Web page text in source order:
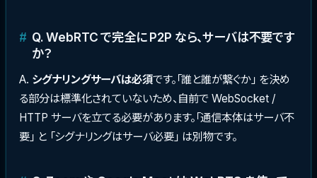
Q. WebRTC で完全に P2P なら、サーバは不要です
か？
A. シグナリングサーバは必須です。「誰と誰が繋ぐか」 を決め
る部分は標準化されていないため、自前で WebSocket /
HTTP サーバを立てる必要があります。「通信本体はサーバ不
要」 と 「シグナリングはサーバ必要」 は別物です。